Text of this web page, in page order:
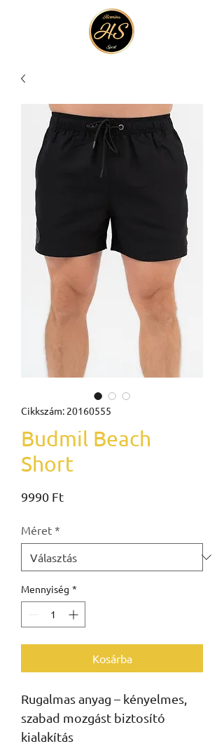
Cikkszám: 20160555
Budmil Beach
Short
9990 FtÁr
Méret *
Mennyiség *
Kosárba
Rugalmas anyag – kényelmes,
szabad mozgást biztosító
kialakítás